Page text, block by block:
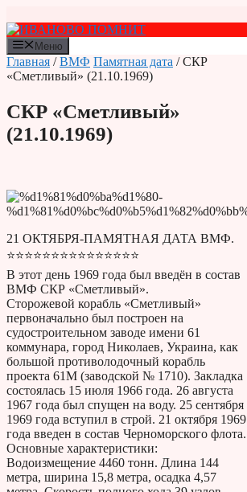
к
содержимому
Меню
Главная /ВМФ Памятная дата / СКР
«Сметливый» (21.10.1969)
СКР «Сметливый»
(21.10.1969)
21 ОКТЯБРЯ-ПАМЯТНАЯ ДАТА ВМФ.
⭐⭐⭐⭐⭐⭐⭐⭐⭐⭐⭐⭐⭐⭐⭐
В этот день 1969 года был введён в состав
ВМФ СКР «Сметливый».
Сторожевой корабль «Сметливый»
первоначально был построен на
судостроительном заводе имени 61
коммунара, город Николаев, Украина, как
большой противолодочный корабль
проекта 61М (заводской № 1710). Закладка
состоялась 15 июля 1966 года. 26 августа
1967 года был спущен на воду. 25 сентября
1969 года вступил в строй. 21 октября 1969
года введен в состав Черноморского флота.
Основные характеристики:
Водоизмещение 4460 тонн. Длина 144
метра, ширина 15,8 метра, осадка 4,57